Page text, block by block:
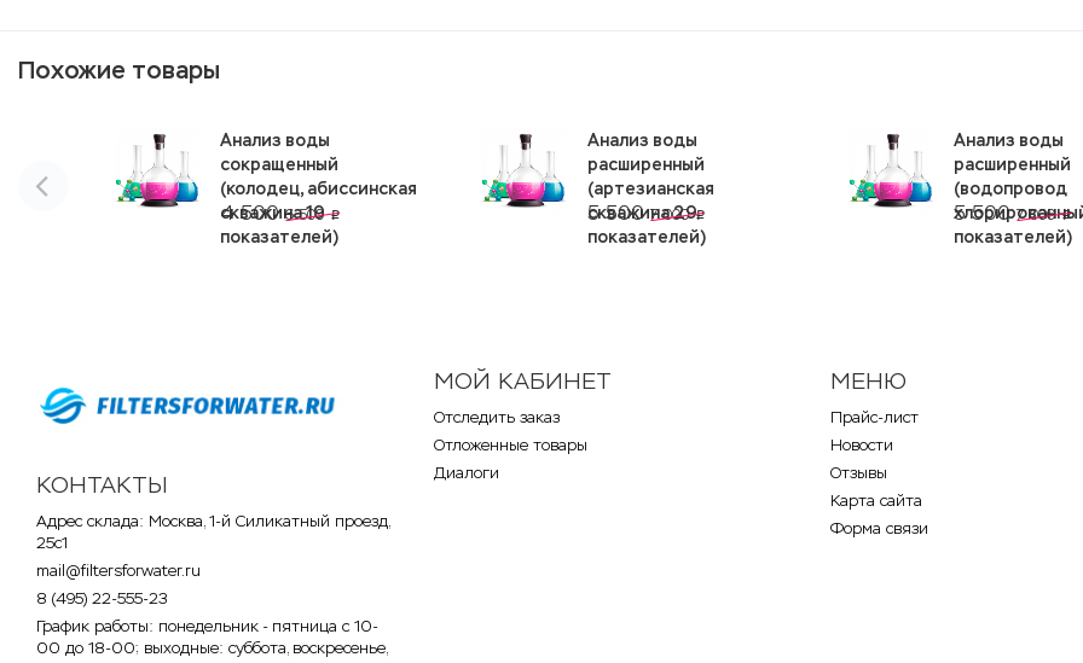
Похожие товары
4 500 6 500p
Анализ воды
сокращенный
(колодец, абиссинская
скважина 19
показателей)
5 500 7 000p
Анализ воды
расширенный
(артезианская
скважина 29
показателей)
5 500 7 000p
Анализ воды
расширенный
(водопровод
показателей)
КОНТАКТЫ
Адрес склада: Москва, 1-й Силикатный проезд,
25с1
mail@filtersforwater.ru
8 (495) 22-555-23
График работы: понедельник - пятница с 10-
00 до 18-00; выходные: суббота, воскресенье,
МОЙ КАБИНЕТ
Отследить заказ
Отложенные товары
Диалоги
МЕНЮ
Прайс-лист
Новости
Отзывы
Карта сайта
Форма связи